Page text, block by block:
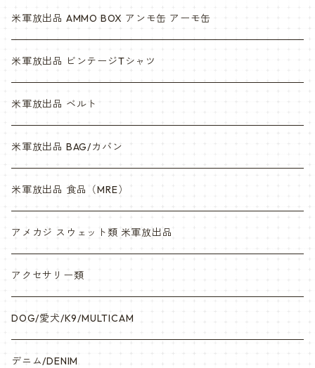
米軍放出品 AMMO BOX アンモ缶 アーモ缶
米軍放出品 ビンテージTシャツ
米軍放出品 ベルト
米軍放出品 BAG/カバン
米軍放出品 食品（MRE）
アメカジ スウェット類 米軍放出品
アクセサリー類
DOG/愛犬/K9/MULTICAM
デニム/DENIM